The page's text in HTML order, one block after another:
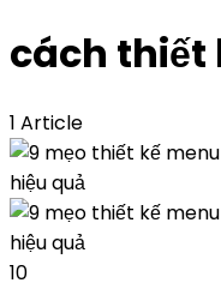
cách thiết
1 Article
10